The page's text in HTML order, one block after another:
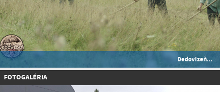
Dedovizeň...
FOTOGALÉRIA